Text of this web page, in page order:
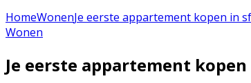
HomeWonenJe eerste appartement kopen in
Wonen
Je eerste appartement